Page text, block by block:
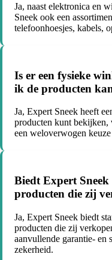
Ja, naast elektronica en
Sneek ook een
telefoonhoesjes, kabels,
Is er een fysieke
ik de producten
Ja, Expert Sneek heeft
producten kunt bekijken,
een weloverwogen
Biedt Expert
producten die zij
Ja, Expert Sneek biedt
producten die zij
aanvullende garantie- en
zekerheid.